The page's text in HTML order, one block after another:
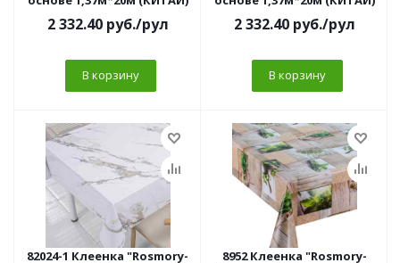
2 332.40руб./рул
В корзину
2 332.40руб./рул
В корзину
82024-1 Клеенка "Rosmory-
8952 Клеенка "Rosmory-